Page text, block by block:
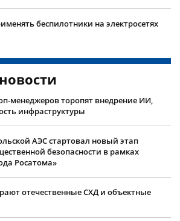
беспилотники на электросетях
менеджеров торопят внедрение ИИ,
инфраструктуры
АЭС стартовал новый этап
безопасности в рамках
Росатома»
отечественные СХД и объектные